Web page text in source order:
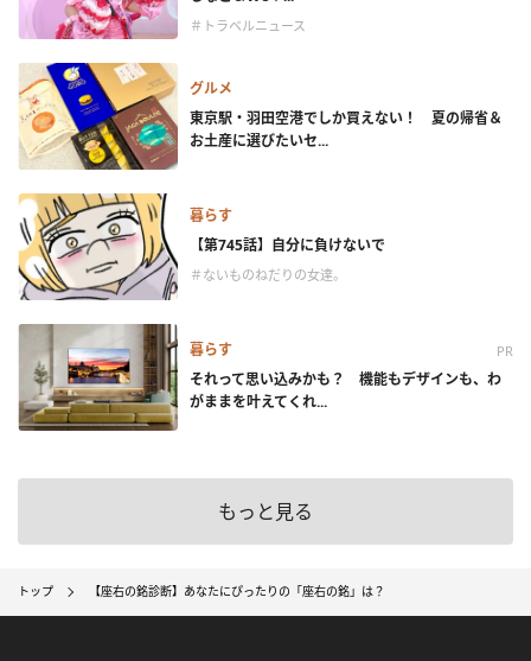
＃トラベルニュース
グルメ
東京駅・羽田空港でしか買えない！ 夏の帰省＆
お土産に選びたいセ...
暮らす
【第745話】自分に負けないで
＃ないものねだりの女達。
暮らす PR
それって思い込みかも？ 機能もデザインも、わ
がままを叶えてくれ...
もっと見る
トップ 【座右の銘診断】あなたにぴったりの「座右の銘」は？